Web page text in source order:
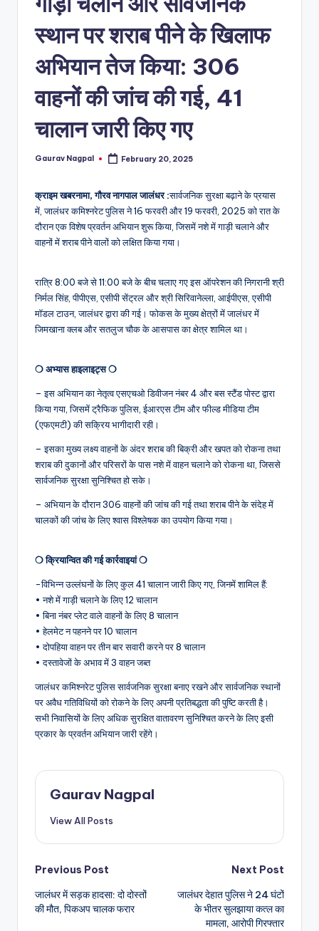
m
स्थान पर शराब पीने के खिलाफ
अभियान तेज किया: 306
वाहनों की जांच की गई, 41
चालान जारी किए गए
Posted
Gaurav Nagpal February 20, 2025
क्राइम खबरनामा, गौरव नागपाल जालंधर :सार्वजनिक सुरक्षा बढ़ाने के प्रयास
में, जालंधर कमिश्नरेट पुलिस ने 16 फरवरी और 19 फरवरी, 2025 को रात के
दौरान एक विशेष प्रवर्तन अभियान शुरू किया, जिसमें नशे में गाड़ी चलाने और
वाहनों में शराब पीने वालों को लक्षित किया गया।
रात्रि 8:00 बजे से 11:00 बजे के बीच चलाए गए इस ऑपरेशन की निगरानी श्री
निर्मल सिंह, पीपीएस, एसीपी सेंट्रल और श्री सिरिवानेल्ला, आईपीएस, एसीपी
मॉडल टाउन, जालंधर द्वारा की गई। फोकस के मुख्य क्षेत्रों में जालंधर में
जिमखाना क्लब और सतलुज चौक के आसपास का क्षेत्र शामिल था।
❍ अभ्यास हाइलाइट्स ❍
– इस अभियान का नेतृत्व एसएचओ डिवीजन नंबर 4 और बस स्टैंड पोस्ट द्वारा
किया गया, जिसमें ट्रैफिक पुलिस, ईआरएस टीम और फील्ड मीडिया टीम
(एफएमटी) की सक्रिय भागीदारी रही।
– इसका मुख्य लक्ष्य वाहनों के अंदर शराब की बिक्री और खपत को रोकना तथा
शराब की दुकानों और परिसरों के पास नशे में वाहन चलाने को रोकना था, जिससे
सार्वजनिक सुरक्षा सुनिश्चित हो सके।
– अभियान के दौरान 306 वाहनों की जांच की गई तथा शराब पीने के संदेह में
चालकों की जांच के लिए श्वास विश्लेषक का उपयोग किया गया।
❍ क्रियान्वित की गई कार्रवाइयां ❍
-विभिन्न उल्लंघनों के लिए कुल 41 चालान जारी किए गए, जिनमें शामिल हैं:
• नशे में गाड़ी चलाने के लिए 12 चालान
• बिना नंबर प्लेट वाले वाहनों के लिए 8 चालान
• हेलमेट न पहनने पर 10 चालान
• दोपहिया वाहन पर तीन बार सवारी करने पर 8 चालान
• दस्तावेजों के अभाव में 3 वाहन जब्त
जालंधर कमिश्नरेट पुलिस सार्वजनिक सुरक्षा बनाए रखने और सार्वजनिक स्थानों
पर अवैध गतिविधियों को रोकने के लिए अपनी प्रतिबद्धता की पुष्टि करती है।
सभी निवासियों के लिए अधिक सुरक्षित वातावरण सुनिश्चित करने के लिए इसी
प्रकार के प्रवर्तन अभियान जारी रहेंगे।
Gaurav Nagpal
View All Posts
Post
navigation
Previous Post
जालंधर में सड़क हादसा: दो दोस्तों
की मौत, पिकअप चालक फरार
Next Post
जालंधर देहात पुलिस ने 24 घंटों
के भीतर सुलझाया कत्ल का
मामला, आरोपी गिरफ्तार